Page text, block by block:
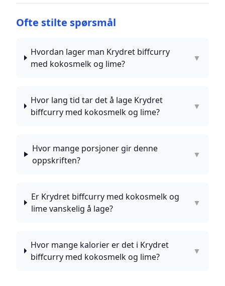
Ofte stilte spørsmål
Hvordan lager man Krydret biffcurry
med kokosmelk og lime?
▼
Hvor lang tid tar det å lage Krydret
biffcurry med kokosmelk og lime?
▼
Hvor mange porsjoner gir denne
oppskriften?
▼
Er Krydret biffcurry med kokosmelk og
lime vanskelig å lage?
▼
Hvor mange kalorier er det i Krydret
biffcurry med kokosmelk og lime?
▼